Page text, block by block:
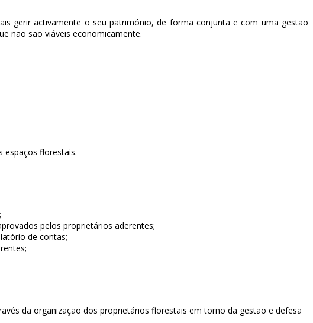
gerir activamente o seu património, de forma conjunta e com uma gestão
não são viáveis economicamente.
espaços florestais.
pelos proprietários aderentes;
de contas;
da organização dos proprietários florestais em torno da gestão e defesa